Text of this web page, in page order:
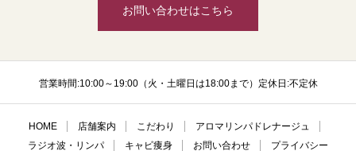
お問い合わせはこちら
営業時間:10:00～19:00（火・土曜日は18:00まで）定休日:不定休
HOME 店舗案内 こだわり
アロマリンパドレナージュ
ラジオ波・リンパ
キャビ痩身 お問い合わせ プライバシー